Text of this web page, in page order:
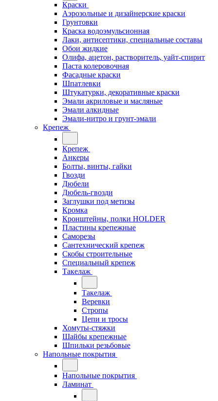
Краски
Аэрозольные и дизайнерские краски
Грунтовки
Краска водоэмульсионная
Лаки, антисептики, специальные составы
Обои жидкие
Олифа, ацетон, растворитель, уайт-спирит
Паста колеровочная
Фасадные краски
Шпатлевки
Штукатурки, декоративные краски
Эмали акриловые и масляные
Эмали алкидные
Эмали-нитро и грунт-эмали
Крепеж
Крепеж
Анкеры
Болты, винты, гайки
Гвозди
Дюбели
Дюбель-гвозди
Заглушки под метизы
Кромка
Кронштейны, полки НОLDER
Пластины крепежные
Саморезы
Сантехнический крепеж
Скобы строительные
Специальный крепеж
Такелаж
Такелаж
Веревки
Стропы
Цепи и тросы
Хомуты-стяжки
Шайбы крепежные
Шпильки резьбовые
Напольные покрытия
Напольные покрытия
Ламинат